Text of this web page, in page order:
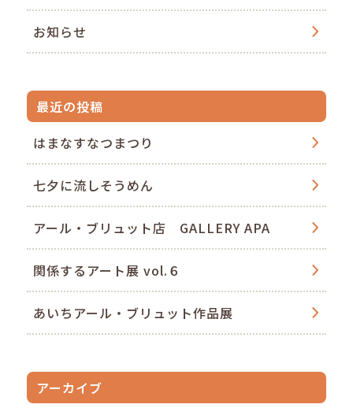
お知らせ
最近の投稿
はまなすなつまつり
七夕に流しそうめん
アール・ブリュット店 GALLERY APA
関係するアート展 vol.６
あいちアール・ブリュット作品展
アーカイブ